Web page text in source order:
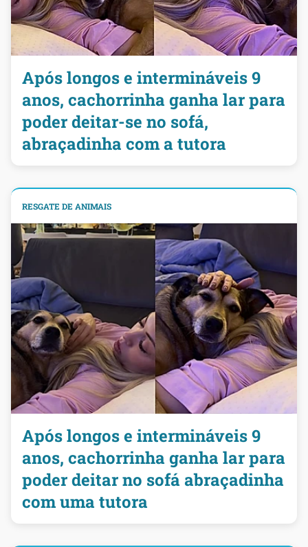
Após longos e intermináveis 9
anos, cachorrinha ganha lar para
poder deitar-se no sofá,
abraçadinha com a tutora
RESGATE DE ANIMAIS
Após longos e intermináveis 9
anos, cachorrinha ganha lar para
poder deitar no sofá abraçadinha
com uma tutora